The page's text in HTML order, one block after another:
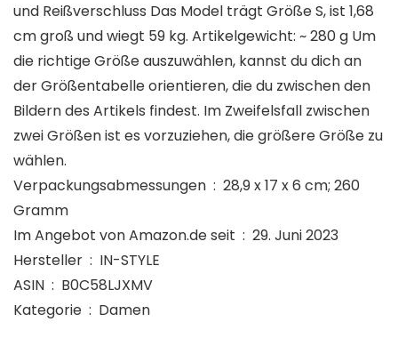
und Reißverschluss Das Model trägt Größe S, ist 1,68
cm groß und wiegt 59 kg. Artikelgewicht: ~ 280 g Um
die richtige Größe auszuwählen, kannst du dich an
der Größentabelle orientieren, die du zwischen den
Bildern des Artikels findest. Im Zweifelsfall zwischen
zwei Größen ist es vorzuziehen, die größere Größe zu
wählen.
Verpackungsabmessungen ‏ : ‎ 28,9 x 17 x 6 cm; 260
Gramm
Im Angebot von Amazon.de seit ‏ : ‎ 29. Juni 2023
Hersteller ‏ : ‎ IN-STYLE
ASIN ‏ : ‎ B0C58LJXMV
Kategorie ‏ : ‎ Damen